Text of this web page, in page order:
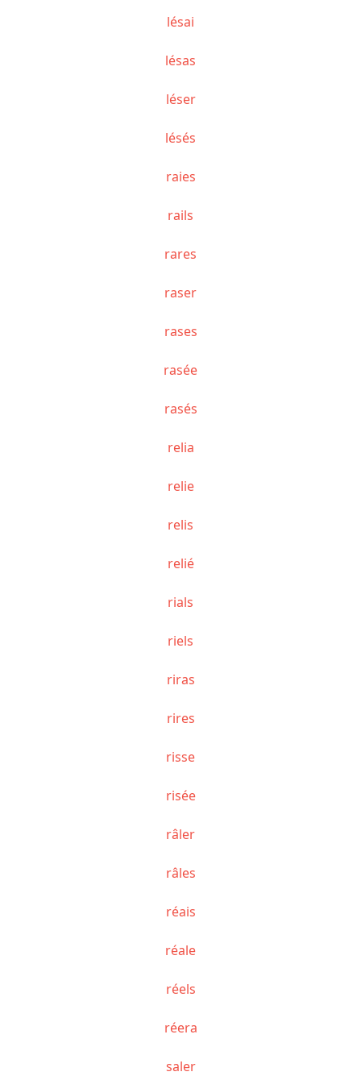
lésai
lésas
léser
lésés
raies
rails
rares
raser
rases
rasée
rasés
relia
relie
relis
relié
rials
riels
riras
rires
risse
risée
râler
râles
réais
réale
réels
réera
saler